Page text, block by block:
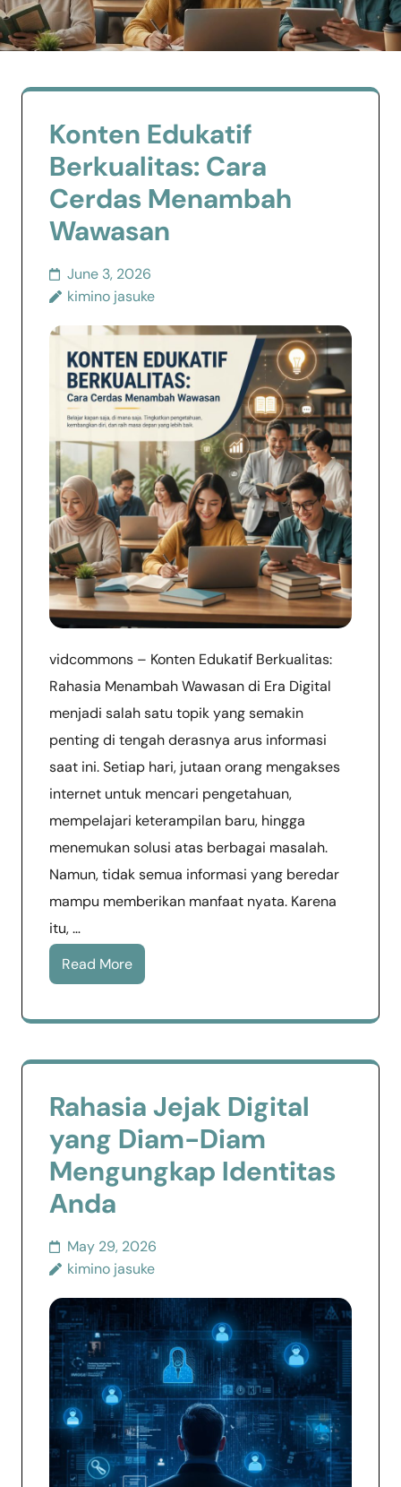
Konten Edukatif
Berkualitas: Cara
Cerdas Menambah
Wawasan
June 3, 2026
kimino jasuke
vidcommons – Konten Edukatif Berkualitas:
Rahasia Menambah Wawasan di Era Digital
menjadi salah satu topik yang semakin
penting di tengah derasnya arus informasi
saat ini. Setiap hari, jutaan orang mengakses
internet untuk mencari pengetahuan,
mempelajari keterampilan baru, hingga
menemukan solusi atas berbagai masalah.
Namun, tidak semua informasi yang beredar
mampu memberikan manfaat nyata. Karena
itu, …
Read More
Rahasia Jejak Digital
yang Diam-Diam
Mengungkap Identitas
Anda
May 29, 2026
kimino jasuke